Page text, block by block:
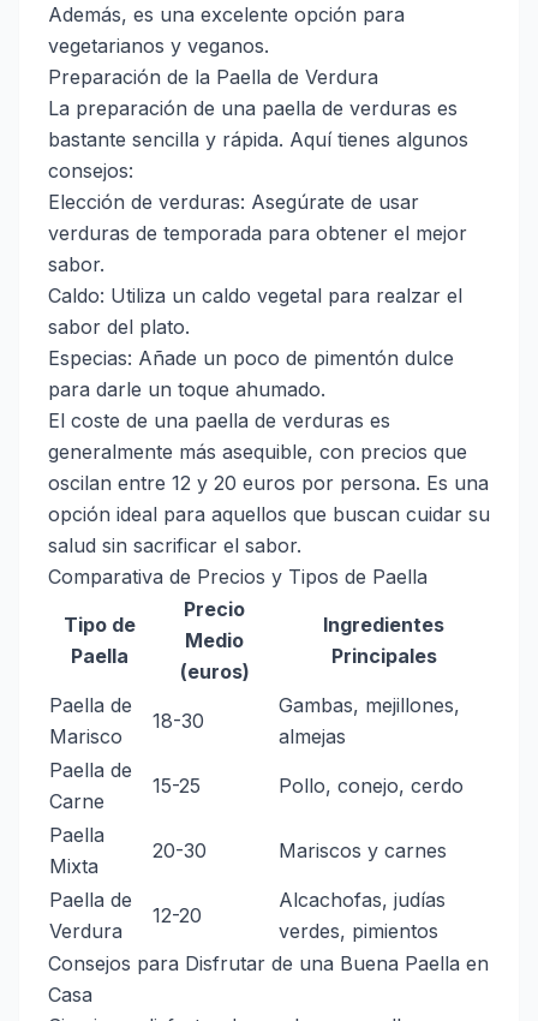
Además, es una excelente opción para
vegetarianos y veganos.
Preparación de la Paella de Verdura
La preparación de una paella de verduras es
bastante sencilla y rápida. Aquí tienes algunos
consejos:
Elección de verduras: Asegúrate de usar
verduras de temporada para obtener el mejor
sabor.
Caldo: Utiliza un caldo vegetal para realzar el
sabor del plato.
Especias: Añade un poco de pimentón dulce
para darle un toque ahumado.
El coste de una paella de verduras es
generalmente más asequible, con precios que
oscilan entre 12 y 20 euros por persona. Es una
opción ideal para aquellos que buscan cuidar su
salud sin sacrificar el sabor.
Comparativa de Precios y Tipos de Paella
Tipo de
Paella
Precio
Medio
(euros)
Ingredientes
Principales
Paella de
Marisco
18-30
Gambas, mejillones,
almejas
Paella de
Carne
15-25 Pollo, conejo, cerdo
Paella
Mixta
20-30 Mariscos y carnes
Paella de
Verdura
12-20
Alcachofas, judías
verdes, pimientos
Consejos para Disfrutar de una Buena Paella en
Casa